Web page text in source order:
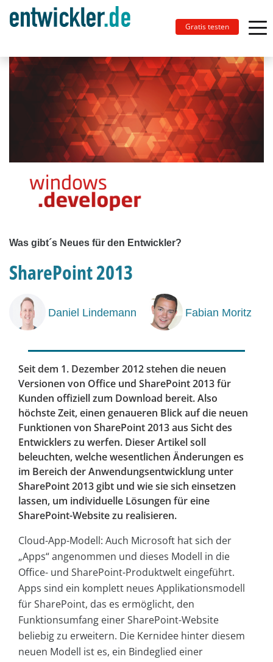
Gratis testen
Was gibt´s Neues für den Entwickler?
SharePoint 2013
Daniel Lindemann Fabian Moritz
Seit dem 1. Dezember 2012 stehen die neuen
Versionen von Office und SharePoint 2013 für
Kunden offiziell zum Download bereit. Also
höchste Zeit, einen genaueren Blick auf die neuen
Funktionen von SharePoint 2013 aus Sicht des
Entwicklers zu werfen. Dieser Artikel soll
beleuchten, welche wesentlichen Änderungen es
im Bereich der Anwendungsentwicklung unter
SharePoint 2013 gibt und wie sie sich einsetzen
lassen, um individuelle Lösungen für eine
SharePoint-Website zu realisieren.
Cloud-App-Modell: Auch Microsoft hat sich der
„Apps“ angenommen und dieses Modell in die
Office- und SharePoint-Produktwelt eingeführt.
Apps sind ein komplett neues Applikationsmodell
für SharePoint, das es ermöglicht, den
Funktionsumfang einer SharePoint-Website
beliebig zu erweitern. Die Kernidee hinter diesem
neuen Modell ist es, ein Bindeglied einer